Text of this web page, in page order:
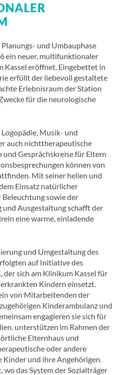
und Umbauphase
ein neuer, multifunktionaler
Kassel eröffnet. Eingebettet in
erfüllt der liebevoll gestaltete
Erlebnisraum der Station
für die neurologische
Musik- und
auch nichttherapeutische
und Gesprächskreise für Eltern
können von
Mit seiner hellen und
Einsatz natürlicher
sowie der
Ausgestaltung schafft der
eine warme, einladende
und Umgestaltung des
auf Initiative des
der sich am Klinikum Kassel für
Kindern einsetzt.
von Mitarbeitenden der
Kinderambulanz und
engagieren sie sich für
unterstützen im Rahmen der
Elternhaus und
oder andere
und ihre Angehörigen.
das System der Sozialträger